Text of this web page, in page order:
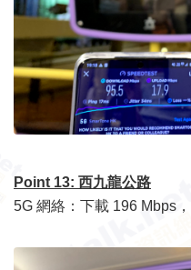
Point 13: 西九龍公路
5G 網絡：下載 196 Mbps